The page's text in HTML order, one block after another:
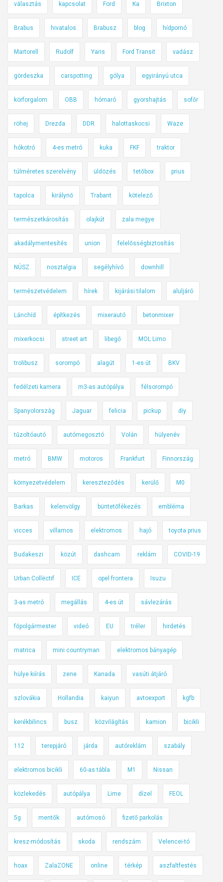
a
z
Ö
r
d
g
H
í
d
j
választás kapcsolat Ford Ka Brixton
Brabus hivatalos Brabusz blog hídpornó
Martorell Rudolf Yaris Ford Transit vadász
gördeszka carspotting gólya egyirányú utca
körforgalom OBB hómaró gyorshajtás sofőr
röhej Drezda DDR halottaskocsi Waze
hókotró 4-es metró kuka FKF traktor
túlméretes szerelvény üldözés tetőbox prius
tapolca királynő Trabant kötelező
természetkárosítás olajkút zala megye
akadálymentesítés union felelősségbiztosítás
NÚSZ nosztalgia segélyhívó downhill
természetvédelem hírek kijárási tilalom aluljáró
Lánchíd építkezés mixerautó betonmixer
mixerkocsi street art libegő MOL Limo
trolibusz sorompó alagút 1-es út BKV
fedélzeti kamera m3-as autópálya félsorompó
Spanyolország Jaguar felicia pickup diy
tűzoltóautó autómegosztó Volán hülyenév
metró BMW motoros Frankfurt Finnország
környezetvédelem kereszteződés kerülő M0
Barkas kelenvölgy büntetőfékezés embléma
vicces villamos elektromos hajó toyota prius
Budakeszi közút dashcam reklám COVID-19
Urban Collëctif ICE opel frontera Isuzu
3-as metró megállás 4-es út sávlezárás
főpolgármester videó EU tréler hirdetés
matrica mini countryman elektromos bányagép
hülye kiírás zene Kanada vasúti átjáró
szlovákia Hollandia kaiyun avtoexport kgfb
kerékbilincs busz közvilágítás kamion bicikli
112 terepjáró járda autóreklám szabály
elektromos bicikli 60-as tábla M1 Nissan
közlekedés autópálya Lime dízel FEOL
5g mentők autómosó fizető parkolás
kresz-módosítás skoda rendszám Velencei-tó
hoax ZalaZONE online térkép aszfaltfestés